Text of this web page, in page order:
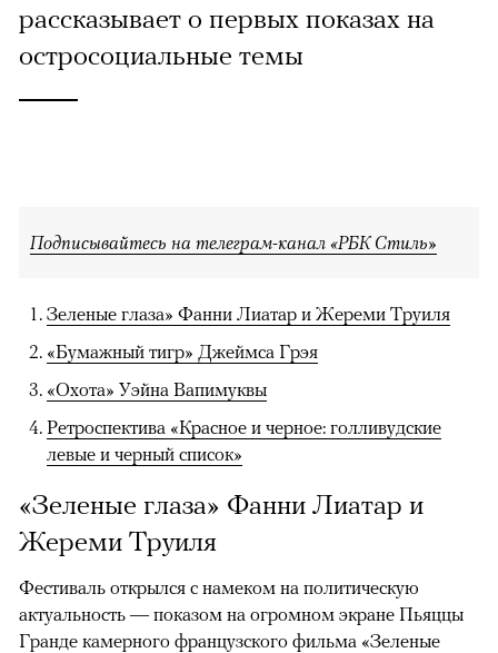
рассказывает о первых показах на
остросоциальные темы
Подписывайтесь на телеграм-канал «РБК Стиль»
Зеленые глаза» Фанни Лиатар и Жереми Труиля
«Бумажный тигр» Джеймса Грэя
«Охота» Уэйна Вапимуквы
Ретроспектива «Красное и черное: голливудские
левые и черный список»
«Зеленые глаза» Фанни Лиатар и
Жереми Труиля
Фестиваль открылся с намеком на политическую
актуальность — показом на огромном экране Пьяццы
Гранде камерного французского фильма «Зеленые